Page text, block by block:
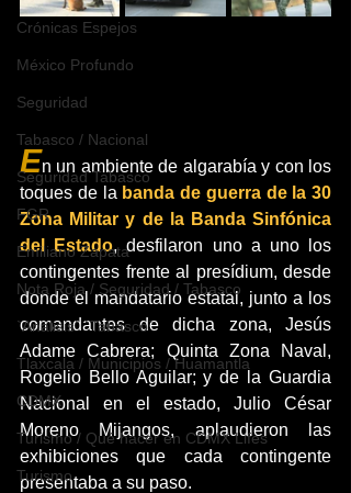
Crónicas Espejos
México Profundo
Seguridad
Tabasco / Nacional
Seguridad Tabasco
FGR
Emiliano Zapata
Nota Roja / Seguridad / Tabasco
`Análisis` `Tabasco`
Tlaxcala / Municipios / Huamantla
CDMX
Turismo / Qué hacer en CDMX Lifes
Turismo
En un ambiente de algarabía y con los
toques de la banda de guerra de la 30
Zona Militar y de la Banda Sinfónica
del Estado, desfilaron uno a uno los
contingentes frente al presídium, desde
donde el mandatario estatal, junto a los
comandantes de dicha zona, Jesús
Adame Cabrera; Quinta Zona Naval,
Rogelio Bello Aguilar; y de la Guardia
Nacional en el estado, Julio César
Moreno Mijangos, aplaudieron las
exhibiciones que cada contingente
presentaba a su paso.